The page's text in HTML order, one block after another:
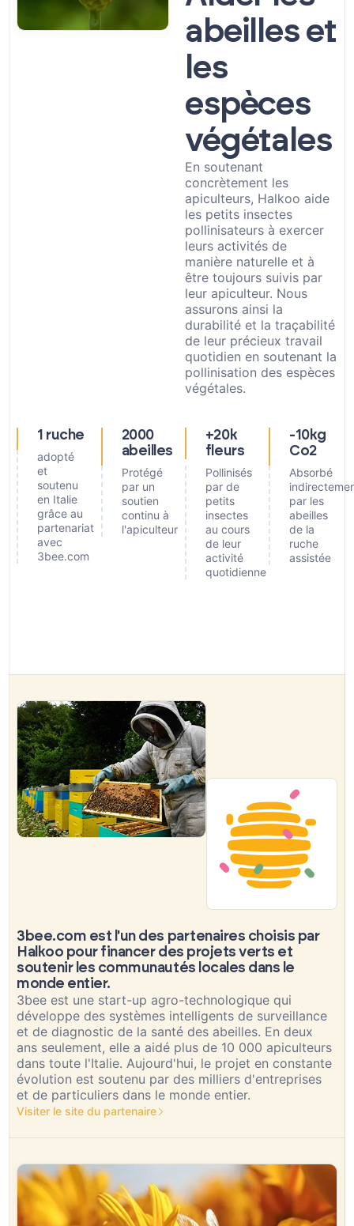
abeilles et
les
espèces
végétales
En soutenant
concrètement les
apiculteurs, Halkoo aide
les petits insectes
pollinisateurs à exercer
leurs activités de
manière naturelle et à
être toujours suivis par
leur apiculteur. Nous
assurons ainsi la
durabilité et la traçabilité
de leur précieux travail
quotidien en soutenant la
pollinisation des espèces
végétales.
1 ruche
adopté
et
soutenu
en Italie
grâce au
partenariat
avec
3bee.com
2000
abeilles
Protégé
par un
soutien
continu à
l'apiculteur
+20k
fleurs
Pollinisés
par de
petits
insectes
au cours
de leur
activité
quotidienne
-10kg
Co2
Absorbé
par les
abeilles
de la
ruche
assistée
3bee.com est l'un des partenaires choisis par
Halkoo pour financer des projets verts et
soutenir les communautés locales dans le
monde entier.
3bee est une start-up agro-technologique qui
développe des systèmes intelligents de surveillance
et de diagnostic de la santé des abeilles. En deux
ans seulement, elle a aidé plus de 10 000 apiculteurs
dans toute l'Italie. Aujourd'hui, le projet en constante
évolution est soutenu par des milliers d'entreprises
et de particuliers dans le monde entier.
Visiter le site du partenaire